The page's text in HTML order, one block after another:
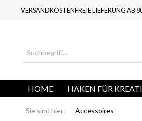
VERSANDKOSTENFREIE LIEFERUNG AB
HOME HAKEN FÜR
Sie sind hier: Accessoires